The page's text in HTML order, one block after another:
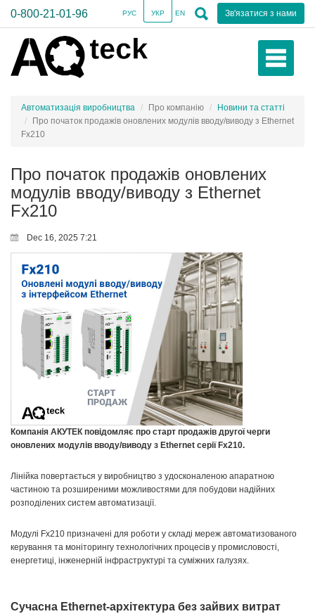
0-800-21-01-96 Зв'язатися з нами
РУС УКР EN
Автоматизація виробництва Про компанію
Новини та статті
Про початок продажів оновлених модулів вводу/виводу з Ethernet
Fx210
Про початок продажів оновлених
модулів вводу/виводу з Ethernet
Fx210
Dec 16, 2025 7:21
Компанія АКУТЕК повідомляє про старт продажів другої черги
оновлених модулів вводу/виводу з Ethernet серії Fx210.
Лінійка повертається у виробництво з удосконаленою апаратною
частиною та розширеними можливостями для побудови надійних
розподілених систем автоматизації.
Модулі Fx210 призначені для роботи у складі мереж автоматизованого
керування та моніторингу технологічних процесів у промисловості,
енергетиці, інженерній інфраструктурі та суміжних галузях.
Сучасна Ethernet-архітектура без зайвих витрат